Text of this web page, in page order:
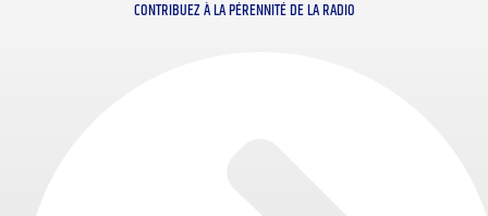
CONTRIBUEZ À LA PÉRENNITÉ DE LA RADIO